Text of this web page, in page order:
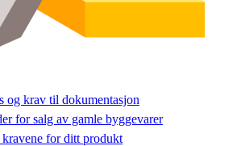
og krav til dokumentasjon
for salg av gamle byggevarer
kravene for ditt produkt